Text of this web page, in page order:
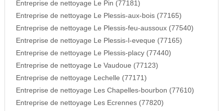
Entreprise de nettoyage Le Pin (77181)
Entreprise de nettoyage Le Plessis-aux-bois (77165)
Entreprise de nettoyage Le Plessis-feu-aussoux (77540)
Entreprise de nettoyage Le Plessis-l-eveque (77165)
Entreprise de nettoyage Le Plessis-placy (77440)
Entreprise de nettoyage Le Vaudoue (77123)
Entreprise de nettoyage Lechelle (77171)
Entreprise de nettoyage Les Chapelles-bourbon (77610)
Entreprise de nettoyage Les Ecrennes (77820)